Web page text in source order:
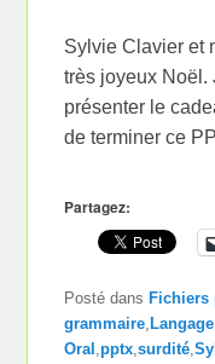
Sylvie Clavier et
très joyeux Noël.
présenter le
de terminer ce
Partagez:
Posté dans Fichiers
grammaire,
Oral ,pptx,surdité,